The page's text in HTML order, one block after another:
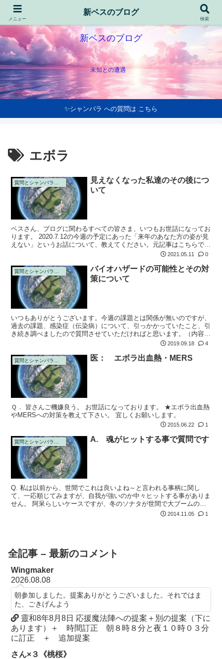
新ベスのブログ
未知との遭遇
✨シャンバラ への質問は こちら
エボラ
見えなくなった私達のその後につ
いて
ベスさん、ブログに関わるすべての皆さま、いつもお世話になってお
ります。 2020.7.12の今週の予定にあった「来年のあなた方の姿が見
えない」というお話について、教えてください。元記事はこちらで
2021.05.11 0
質問とシャンバラの回答
バイオハザードの可能性とその対
策について
いつもありがとうございます。今週の課題とは関係が無いのですが、
過去の課題、感染症（伝染病）について、引っかかっていたこと、引
き続き調べましたので質問させていただければと思います。（内容的
に不適切であれば掲載不可で構いません）感染症、ずっと引っかかっ
2019.09.18 4
質問とシャンバラの回答 医： エボラ出血熱・MERS
Ｑ． 皆さんご機嫌良う。 お世話になっております。 ★エボラ出血熱
やMERSへの対策を教えて下さい。 宜しくお願いします。
2015.06.22 1
質問とシャンバラの回答 A. 魂がヒットする事で質問です
Q. 私は以前から、世間でこれは良いよね～と言われる事柄に関し
て、一応順じてみますが、自我が強いのか中々ヒットする事がありま
せん。 阿呆らしいケースですが、冬のソナタが世間で大ブームの頃
も、一度だけ観てみましたが、ストーリー展開がかったるくて面白み
2014.11.05 1
全記事 – 最新のコメント
Wingmaker
2026.08.08
朝参加しました。提案ありがとうございました。それではま
た、ごきげんよう
靈和8年8月8日 応援魔法陣への提案＋別の提案（下に
あります）＋ 時間訂正 朝８時８分と夜１０時０３分
に訂正 ＋ 追加提案
さん×３《桃桜》
メニュー
新ベスのブログ
検索